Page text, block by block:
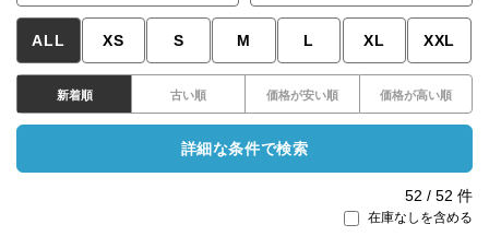
ALL XS S M L XL XXL
新着順 古い順 価格が安い順 価格が高い順
詳細な条件で検索
52 / 52 件
在庫なしを含める